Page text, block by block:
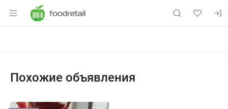
Раздел навигации по сайту
Похожие объявления